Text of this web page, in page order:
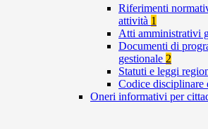
Riferimenti
attività 1
Atti amministrativi
Documenti di
gestionale 2
Statuti e leggi
Codice disciplinare
Oneri informativi per